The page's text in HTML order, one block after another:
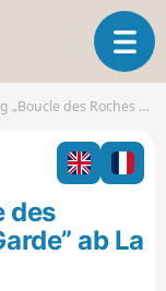
T
o
l
n
v
et du Crêt de la Garde” ab La Fargère
des
ab La